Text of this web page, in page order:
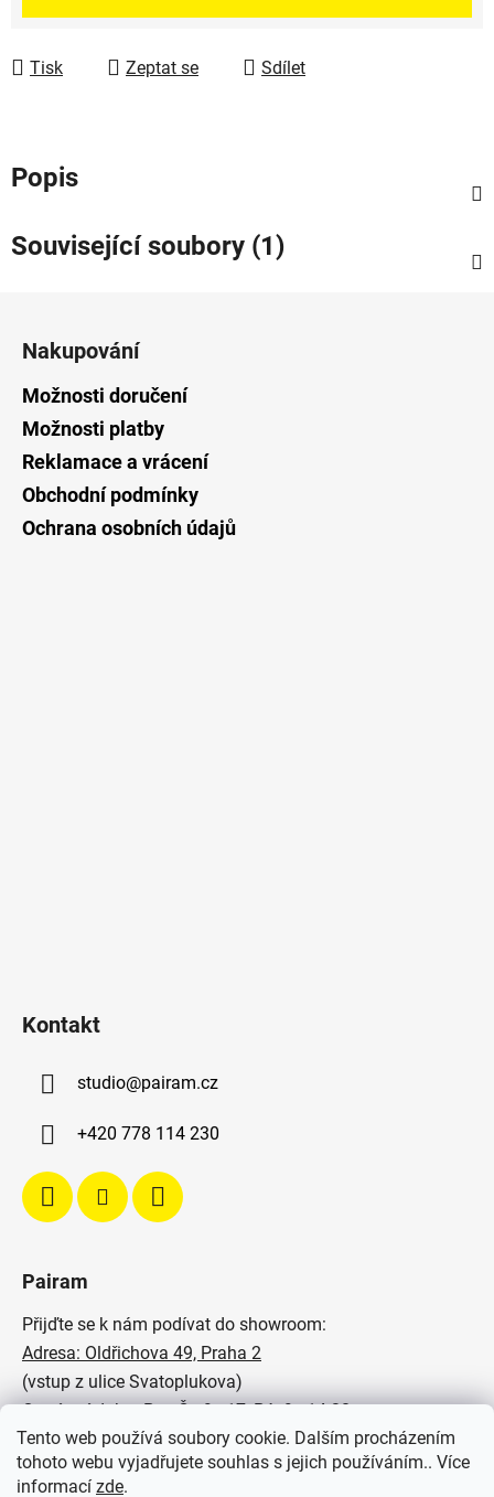
Tento web používá soubory cookie. Dalším procházením
tohoto webu vyjadřujete souhlas s jejich používáním.. Více
informací zde.
Tisk Zeptat se Sdílet
Popis
Související soubory (1)
Nakupování
Možnosti doručení
Možnosti platby
Reklamace a vrácení
Obchodní podmínky
Ochrana osobních údajů
Kontakt
studio@pairam.cz
+420 778 114 230
Pairam
Přijďte se k nám podívat do showroom:
Adresa: Oldřichova 49, Praha 2
(vstup z ulice Svatoplukova)
Otevírací doba: Po - Čt: 9 - 17, Pá: 9 - 14:30
Podívejte se na naše realizace:
SVĚTELNÉ STUDIO PAIRAM